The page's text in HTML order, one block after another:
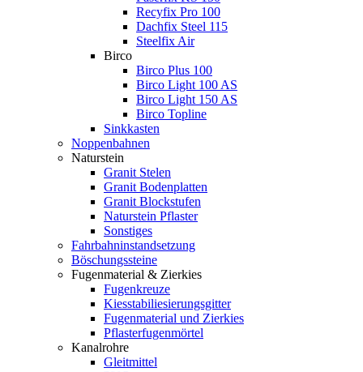
Recyfix Pro 100
Dachfix Steel 115
Steelfix Air
Birco
Birco Plus 100
Birco Light 100 AS
Birco Light 150 AS
Birco Topline
Sinkkasten
Noppenbahnen
Naturstein
Granit Stelen
Granit Bodenplatten
Granit Blockstufen
Naturstein Pflaster
Sonstiges
Fahrbahninstandsetzung
Böschungssteine
Fugenmaterial & Zierkies
Fugenkreuze
Kiesstabiliesierungsgitter
Fugenmaterial und Zierkies
Pflasterfugenmörtel
Kanalrohre
Gleitmittel